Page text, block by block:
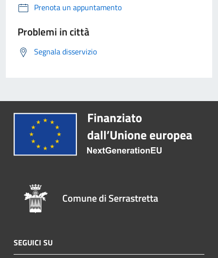
Prenota un appuntamento
Problemi in città
Segnala disservizio
Comune di Serrastretta
SEGUICI SU